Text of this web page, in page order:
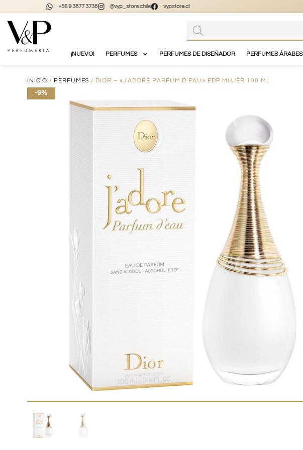
+56 9 3877 3738 @vyp_store.chile vypstore.cl
¡NUEVO! PERFUMES PERFUMES DE DISEÑADOR PERFUMES ÁRABES
INICIO / PERFUMES / DIOR – «J’ADORE PARFUM D’EAU» EDP MUJER 100 ML
-9%